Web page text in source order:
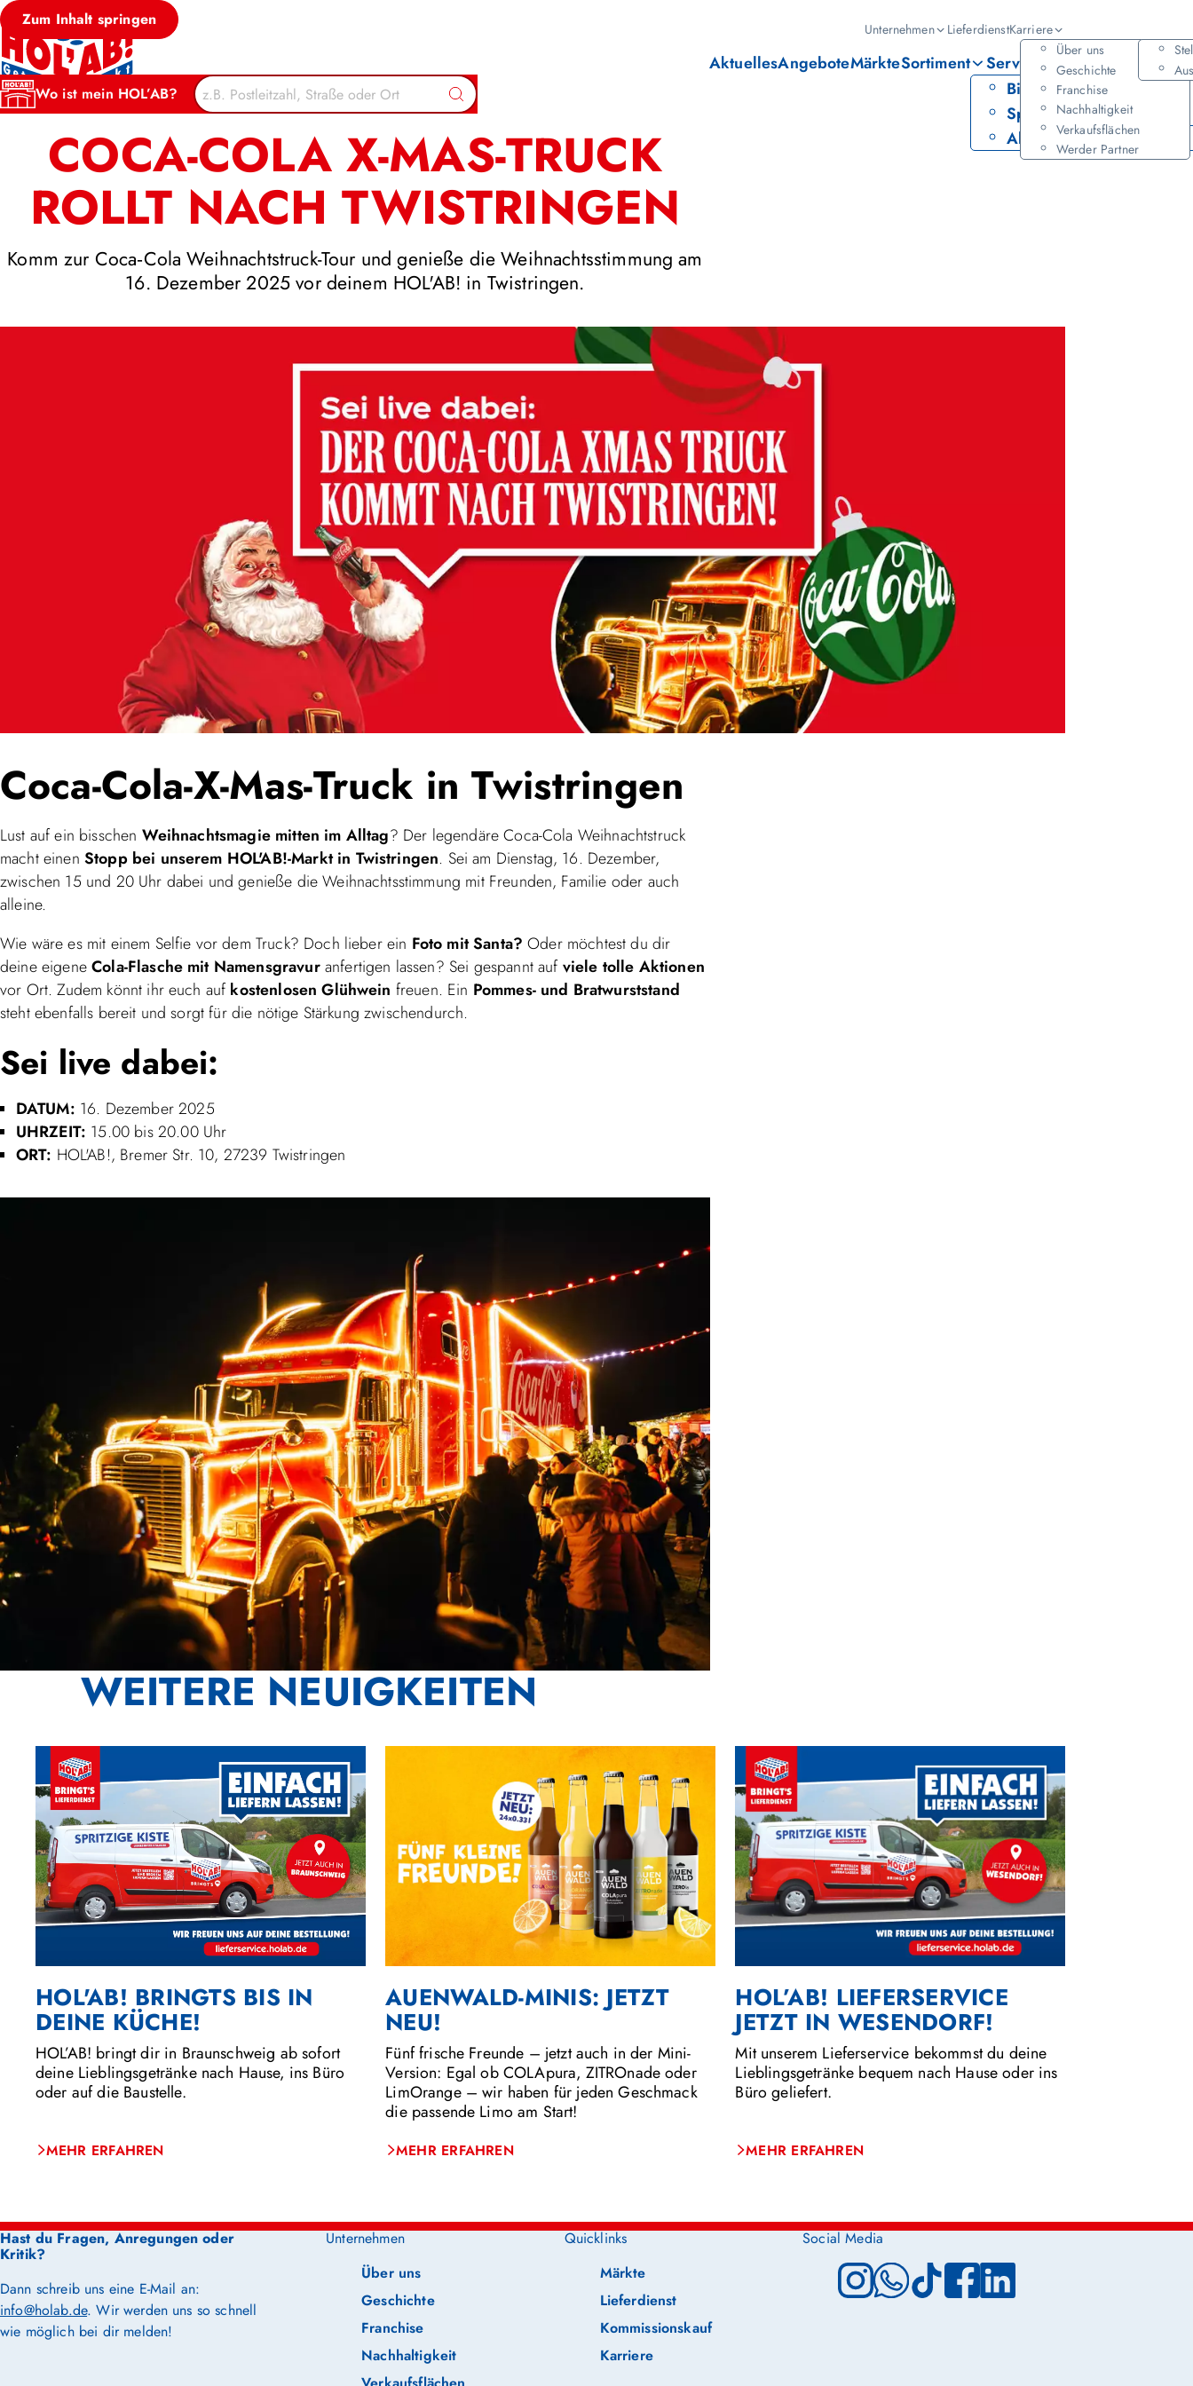
Zum Inhalt springen
AktuellesAngeboteMärkteSortiment
Bier
Spirituosen
Alkoholfrei
Services
PAYBACK
Leihservice
Unternehmen
Über uns
Geschichte
Franchise
Nachhaltigkeit
Verkaufsflächen
Werder Partner
LieferdienstKarriere
Wo ist mein HOL’AB? Suchen
Zurück zur Übersicht
COCA-COLA X-MAS-TRUCK
ROLLT NACH TWISTRINGEN
Komm zur Coca‑Cola Weihnachtstruck-Tour und genieße die Weihnachtsstimmung am
16. Dezember 2025 vor deinem HOL'AB! in Twistringen.
Coca-Cola-X-Mas-Truck in Twistringen
Lust auf ein bisschen Weihnachtsmagie mitten im Alltag? Der legendäre Coca-Cola Weihnachtstruck
macht einen Stopp bei unserem HOL'AB!-Markt in Twistringen. Sei am Dienstag, 16. Dezember,
zwischen 15 und 20 Uhr dabei und genieße die Weihnachtsstimmung mit Freunden, Familie oder auch
alleine.
Wie wäre es mit einem Selfie vor dem Truck? Doch lieber ein Foto mit Santa? Oder möchtest du dir
deine eigeneCola-Flasche mit Namensgravuranfertigen lassen? Sei gespannt aufviele tolle Aktionen
vor Ort. Zudem könnt ihr euch aufkostenlosen Glühwein freuen. Ein Pommes- und Bratwurststand
steht ebenfalls bereit und sorgt für die nötige Stärkung zwischendurch.
Sei live dabei:
DATUM: 16. Dezember 2025
UHRZEIT: 15.00 bis 20.00 Uhr
ORT: HOL'AB!, Bremer Str. 10, 27239 Twistringen
WEITERE NEUIGKEITEN
HOL'AB! BRINGTS BIS IN
DEINE KÜCHE!
HOL’AB! bringt dir in Braunschweig ab sofort
deine Lieblingsgetränke nach Hause, ins Büro
oder auf die Baustelle.
MEHR ERFAHREN
AUENWALD-MINIS: JETZT
NEU!
Fünf frische Freunde – jetzt auch in der Mini-
Version: Egal ob COLApura, ZITROnade oder
LimOrange – wir haben für jeden Geschmack
die passende Limo am Start!
MEHR ERFAHREN
HOL’AB! LIEFERSERVICE
JETZT IN WESENDORF!
Mit unserem Lieferservice bekommst du deine
Lieblingsgetränke bequem nach Hause oder ins
Büro geliefert.
MEHR ERFAHREN
Hast du Fragen, Anregungen oder
Kritik?
Dann schreib uns eine E-Mail an:
info@holab.de. Wir werden uns so schnell
wie möglich bei dir melden!
Unternehmen
Über uns
Geschichte
Franchise
Nachhaltigkeit
Quicklinks
Märkte
Lieferdienst
Kommissionskauf
Karriere
Social Media
InstagramWhatsApp
TikTokFacebook